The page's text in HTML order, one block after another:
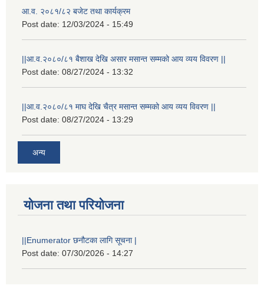
आ.व. २०८१/८२ बजेट तथा कार्यक्रम
Post date: 12/03/2024 - 15:49
||आ.व.२०८०/८१ बैशाख देखि असार मसान्त सम्मको आय व्यय विवरण ||
Post date: 08/27/2024 - 13:32
||आ.व.२०८०/८१ माघ देखि चैत्र मसान्त सम्मको आय व्यय विवरण ||
Post date: 08/27/2024 - 13:29
अन्य
योजना तथा परियोजना
||Enumerator छनौटका लागि सूचना |
Post date: 07/30/2026 - 14:27